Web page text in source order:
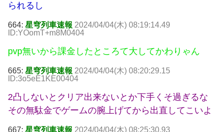
られるし
664: 星穹列車速報 2024/04/04(木) 08:19:14.49
ID:YOomT+m8M0404
pvp無いから課金したところて大してかわりゃん
665: 星穹列車速報 2024/04/04(木) 08:20:29.15
ID:3o5eE1KE00404
2凸しないとクリア出来ないとか下手くそ過ぎるな
その無駄金でゲームの腕上げてから出直してこいよ
667: 星穹列車速報 2024/04/04(木) 08:25:30.93